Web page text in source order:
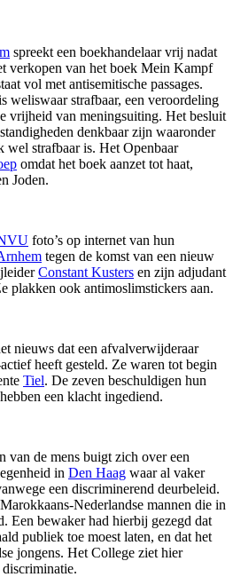
spreekt een boekhandelaar vrij nadat
verkopen van het boek Mein Kampf
vol met antisemitische passages.
weliswaar strafbaar, een veroordeling
vrijheid van meningsuiting. Het besluit
denkbaar zijn waaronder
wel strafbaar is. Het Openbaar
omdat het boek aanzet tot haat,
Joden.
foto’s op internet van hun
tegen de komst van een nieuw
Constant Kusters en zijn adjudant
plakken ook antimoslimstickers aan.
nieuws dat een afvalverwijderaar
heeft gesteld. Ze waren tot begin
Tiel. De zeven beschuldigen hun
een klacht ingediend.
van de mens buigt zich over een
in Den Haag waar al vaker
een discriminerend deurbeleid.
Nederlandse mannen die in
Een bewaker had hierbij gezegd dat
publiek toe moest laten, en dat het
jongens. Het College ziet hier